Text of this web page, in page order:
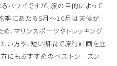
ハワイですが、旅の目的によって
季にあたる5月〜10月は天候が
、マリンスポーツやトレッキング
い方や、短い期間で旅行計画を立
にもおすすめのベストシーズン